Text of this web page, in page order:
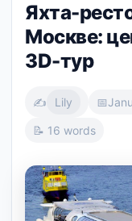
Яхта-
Москве:
3D-тур
✍️ Lily 📅
📝 16 words